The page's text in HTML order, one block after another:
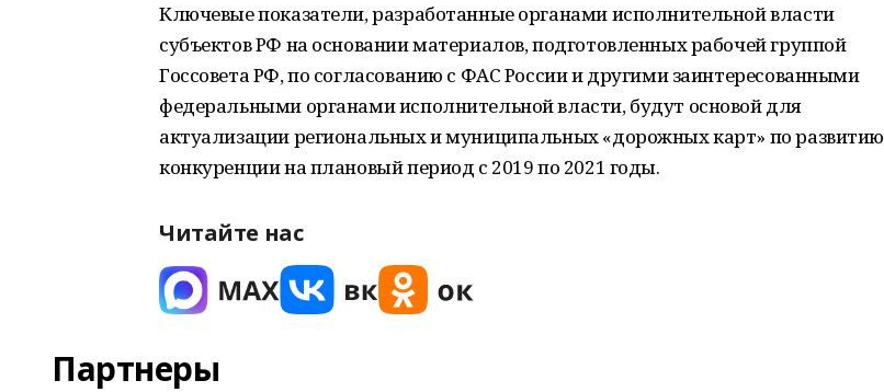
Ключевые показатели, разработанные органами исполнительной власти
субъектов РФ на основании материалов, подготовленных рабочей группой
Госсовета РФ, по согласованию с ФАС России и другими заинтересованными
федеральными органами исполнительной власти, будут основой для
актуализации региональных и муниципальных «дорожных карт» по развитию
конкуренции на плановый период с 2019 по 2021 годы.
Читайте нас
Партнеры